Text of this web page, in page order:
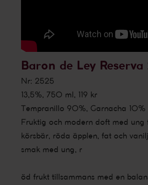
Baron de Ley Reserva
Nr: 2525
13,5%, 750 ml, 119 kr
Tempranillo 90%, Garnacha 10%
Fruktig och modern doft med ung
körsbär, röda äpplen, fat och
smak med ung, r
öd frukt tillsammans med en